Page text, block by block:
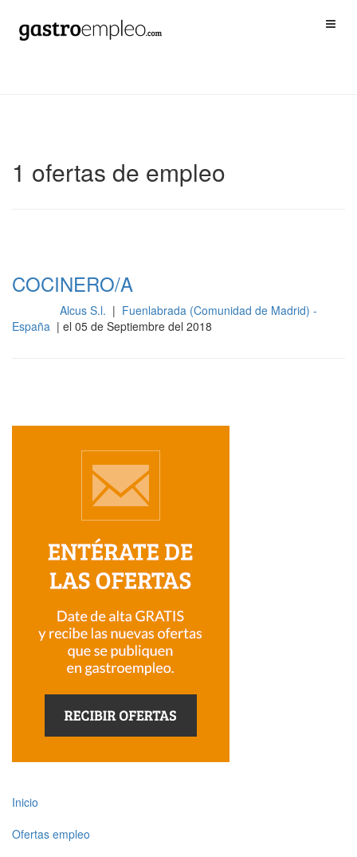
1 ofertas de empleo
COCINERO/A
Alcus S.l. | Fuenlabrada (Comunidad de Madrid) -
España | el 05 de Septiembre del 2018
Inicio
Ofertas empleo